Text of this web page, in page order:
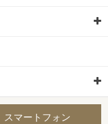
スマートフォン